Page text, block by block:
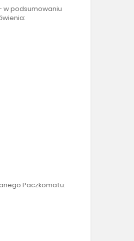
w podsumowaniu
Paczkomatu: